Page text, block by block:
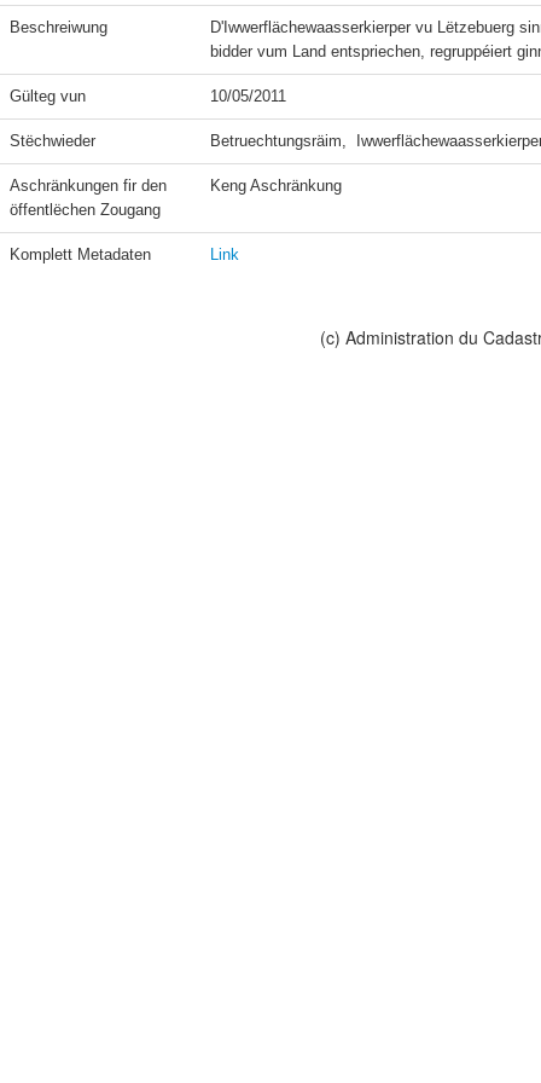
Beschreiwung
D'Iwwerflächewaasserkierper vu Lëtzebuerg
bidder vum Land entspriechen, regruppéiert
Gülteg vun 10/05/2011
Stëchwieder Betruechtungsräim,
Aschränkungen fir den
öffentlëchen Zougang
Keng Aschränkung
Komplett Metadaten Link
(c) Administration du